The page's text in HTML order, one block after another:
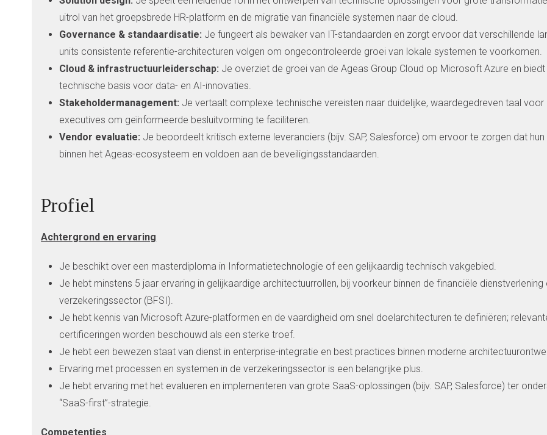
uitrol van het groepsbrede HR-platform en de migratie van financiële systemen naar de cloud.
Governance & standaardisatie: Je fungeert als bewaker van IT-standaarden en zorgt ervoor dat verschillende
units consistente referentie-architecturen volgen om ongecontroleerde groei van lokale systemen te voorkomen.
Cloud & infrastructuurleiderschap: Je overziet de groei van de Ageas Group Cloud op Microsoft Azure en
technische basis voor data- en AI-innovaties.
Stakeholdermanagement: Je vertaalt complexe technische vereisten naar duidelijke, waardegedreven taal voor
executives om geïnformeerde besluitvorming te faciliteren.
Vendor evaluatie: Je beoordeelt kritisch externe leveranciers (bijv. SAP, Salesforce) om ervoor te zorgen dat
binnen het Ageas-ecosysteem en voldoen aan de beveiligingsstandaarden.
Profiel
Achtergrond en ervaring
Je beschikt over een masterdiploma in Informatietechnologie of een gelijkaardig technisch vakgebied.
Je hebt minstens 5 jaar ervaring in gelijkaardige architectuurrollen, bij voorkeur binnen de financiële dienstverlening
verzekeringssector (BFSI).
Je hebt kennis van Microsoft Azure-platformen en de vaardigheid om snel doelarchitecturen te definiëren;
certificeringen worden beschouwd als een sterke troef.
Je hebt een bewezen staat van dienst in enterprise-integratie en best practices binnen moderne
Ervaring met processen en systemen in de verzekeringssector is een belangrijke plus.
Je hebt ervaring met het evalueren en implementeren van grote SaaS-oplossingen (bijv. SAP, Salesforce) ter
“SaaS-first”-strategie.
Competenties